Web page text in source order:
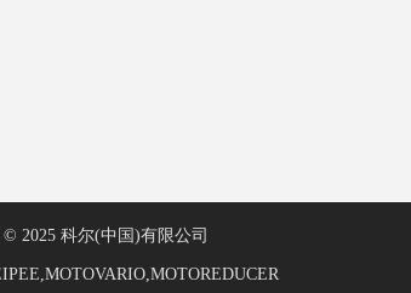
© 2025 科尔(中国)有限公司